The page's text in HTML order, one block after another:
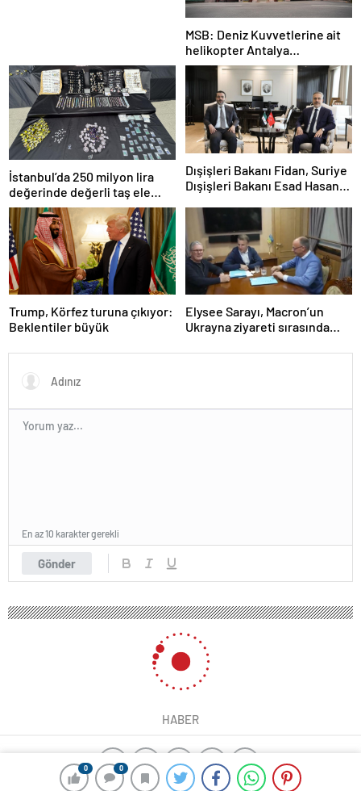
0 0
MSB: Deniz Kuvvetlerine ait
helikopter Antalya
açıklarında acil iniş yaptı
İstanbul’da 250 milyon lira
değerinde değerli taş ele
geçirildi
Dışişleri Bakanı Fidan, Suriye
Dışişleri Bakanı Esad Hasan
Trump, Körfez turuna çıkıyor:
Beklentiler büyük
Elysee Sarayı, Macron’un
Ukrayna ziyareti sırasında
iddiasını yalanladı
Gönder
En az 10 karakter gerekli
0 0